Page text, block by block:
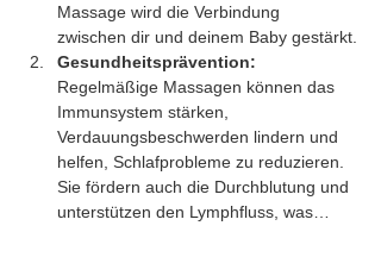
Massage wird die Verbindung
zwischen dir und deinem Baby gestärkt.
Gesundheitsprävention:
Regelmäßige Massagen können das
Immunsystem stärken,
Verdauungsbeschwerden lindern und
helfen, Schlafprobleme zu reduzieren.
Sie fördern auch die Durchblutung und
unterstützen den Lymphfluss, was…